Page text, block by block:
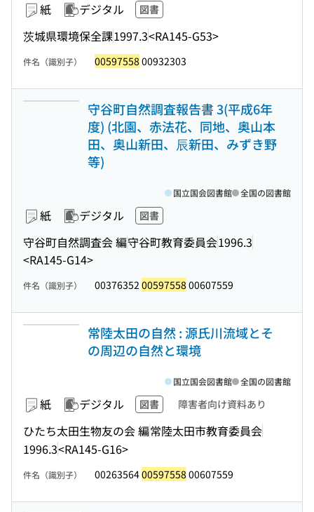
紙 デジタル 図書
茨城県環境保全課1997.3<RA145-G53>
件名（識別子） 00597558 00932303
守谷町自然調査報告書 3(平成6年
度) (北園、赤法花、同地、奥山本
田、奥山新田、辰新田、みずき野
等)
紙 デジタル 図書
守谷町自然調査会 編守谷町教育委員会1996.3
<RA145-G14>
国立国会図書館 全国の図書館
件名（識別子） 00376352 00597558 00607559
常陸太田の自然 : 源氏川流域とそ
の周辺の自然と環境
紙 デジタル 図書 障害者向け資料あり
ひたち太田生物友の会 編常陸太田市教育委員会
1996.3<RA145-G16>
国立国会図書館 全国の図書館
件名（識別子） 0026356400597558 00607559